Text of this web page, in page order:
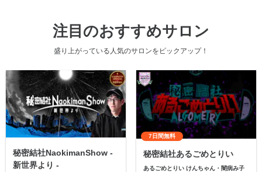
注目のおすすめサロン
盛り上がっている人気のサロンをピックアップ！
秘密結社NaokimanShow -
新世界より -
7日間無料
秘密結社あるごめとりい
あるごめとりい けんちゃん・闇病み子